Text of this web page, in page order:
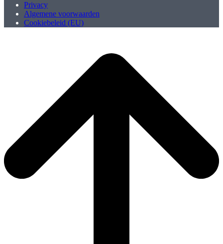
Privacy
Algemene voorwaarden
Cookiebeleid (EU)